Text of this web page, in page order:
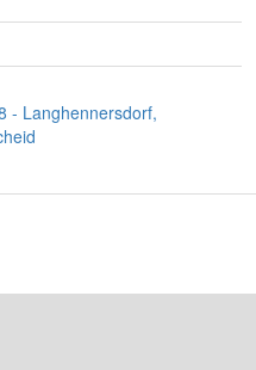
- Langhennersdorf,